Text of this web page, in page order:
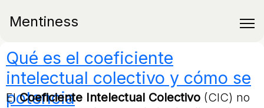
Mentiness
Qué es el coeficiente
intelectual colectivo y cómo se
potencia
ElCoeficiente Intelectual Colectivo (CIC) no